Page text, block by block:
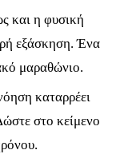
και η φυσική
εξάσκηση. Ένα
μαραθώνιο.
καταρρέει
στο κείμενο